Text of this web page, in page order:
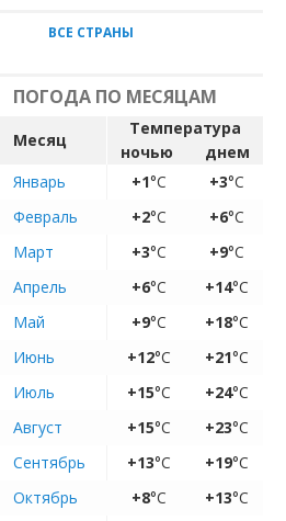
ВСЕ СТРАНЫ
ПОГОДА ПО МЕСЯЦАМ
Месяц
Температура
ночью
днем
Январь
+1°C +3°C
Февраль
+2°C +6°C
Март
+3°C +9°C
Апрель
+6°C +14°C
Май
+9°C +18°C
Июнь
+12°C +21°C
Июль
+15°C +24°C
Август
+15°C +23°C
Сентябрь
+13°C +19°C
Октябрь
+8°C +13°C